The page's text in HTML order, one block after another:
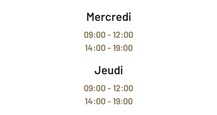
Mercredi
09:00 - 12:00
14:00 - 19:00
Jeudi
09:00 - 12:00
14:00 - 19:00